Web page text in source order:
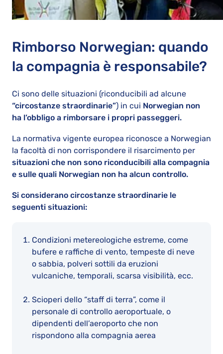
Rimborso Norwegian: quando
la compagnia è responsabile?
Ci sono delle situazioni (riconducibili ad alcune
“circostanze straordinarie”) in cui Norwegian non
ha l’obbligo a rimborsare i propri passeggeri.
La normativa vigente europea riconosce a Norwegian
la facoltà di non corrispondere il risarcimento per
situazioni che non sono riconducibili alla compagnia
e sulle quali Norwegian non ha alcun controllo.
Si considerano circostanze straordinarie le
seguenti situazioni:
Condizioni metereologiche estreme, come
bufere e raffiche di vento, tempeste di neve
o sabbia, polveri sottili da eruzioni
vulcaniche, temporali, scarsa visibilità, ecc.
Scioperi dello “staff di terra”, come il
personale di controllo aeroportuale, o
dipendenti dell’aeroporto che non
rispondono alla compagnia aerea